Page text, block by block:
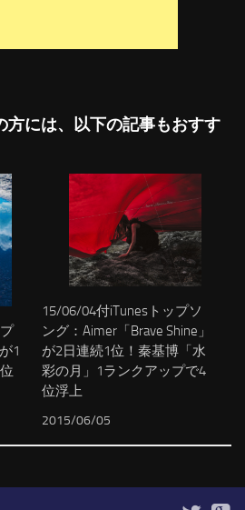
方には、以下の記事もおすす
1
15/06/04付iTunesトップソ
ング：Aimer「Brave Shine」
が2日連続1位！秦基博「水
彩の月」1ランクアップで4
位浮上
2015/06/05